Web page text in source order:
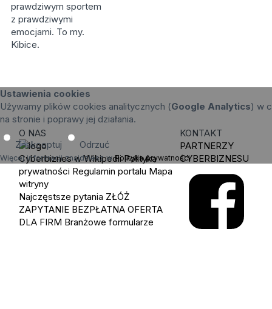
prawdziwym sportem
z prawdziwymi
emocjami. To my.
Kibice.
Ustawienia cookies
Używamy plików cookies analitycznych (Google Analytics) w
na stronie i poprawy jej działania.
Zaakceptuj Odrzuć
Więcej informacji znajdziesz wPolityka prywatności.
O NAS
Cyberbiznes w Wikipedii Polityka
prywatności Regulamin portalu Mapa
witryny
Najczęstsze pytania ZŁÓŻ
ZAPYTANIE BEZPŁATNA OFERTA
DLA FIRM Branżowe formularze
KONTAKT
PARTNERZY
CYBERBIZNESU